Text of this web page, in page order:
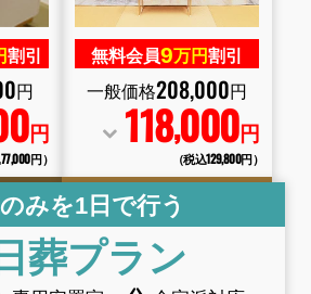
割引
円
円
,000円）
無料会員9万円割引
一般価格208,000円
118,000円
（税込129,800円）
みを1日で行う
葬プラン